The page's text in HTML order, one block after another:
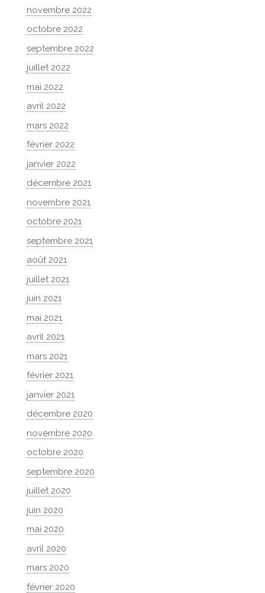
novembre 2022
octobre 2022
septembre 2022
juillet 2022
mai 2022
avril 2022
mars 2022
février 2022
janvier 2022
décembre 2021
novembre 2021
octobre 2021
septembre 2021
août 2021
juillet 2021
juin 2021
mai 2021
avril 2021
mars 2021
février 2021
janvier 2021
décembre 2020
novembre 2020
octobre 2020
septembre 2020
juillet 2020
juin 2020
mai 2020
avril 2020
mars 2020
février 2020